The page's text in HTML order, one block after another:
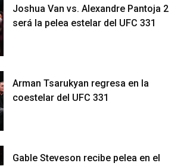
Joshua Van vs. Alexandre Pantoja 2
será la pelea estelar del UFC 331
Arman Tsarukyan regresa en la
coestelar del UFC 331
Gable Steveson recibe pelea en el